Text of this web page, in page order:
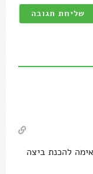
להכנת ביצה